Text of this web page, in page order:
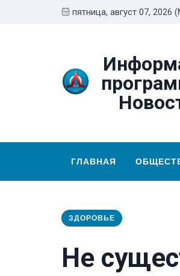
пятница, август 07, 2026
ГЛАВНАЯ
ЗДОРОВЬЕ
Не